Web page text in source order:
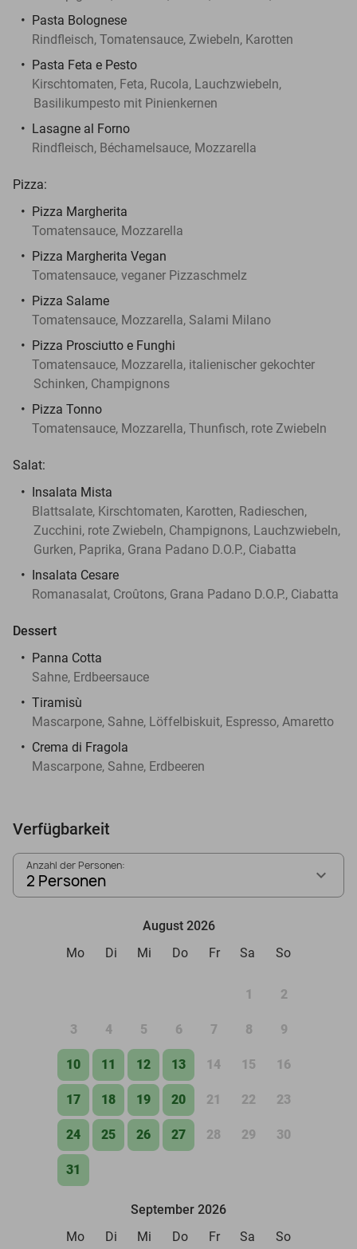
Pasta Bolognese
Rindfleisch, Tomatensauce, Zwiebeln, Karotten
Pasta Feta e Pesto
Kirschtomaten, Feta, Rucola, Lauchzwiebeln,
Basilikumpesto mit Pinienkernen
Lasagne al Forno
Rindfleisch, Béchamelsauce, Mozzarella
Pizza:
Pizza Margherita
Tomatensauce, Mozzarella
Pizza Margherita Vegan
Tomatensauce, veganer Pizzaschmelz
Pizza Salame
Tomatensauce, Mozzarella, Salami Milano
Pizza Prosciutto e Funghi
Tomatensauce, Mozzarella, italienischer gekochter
Schinken, Champignons
Pizza Tonno
Tomatensauce, Mozzarella, Thunfisch, rote Zwiebeln
Salat:
Insalata Mista
Blattsalate, Kirschtomaten, Karotten, Radieschen,
Zucchini, rote Zwiebeln, Champignons, Lauchzwiebeln,
Gurken, Paprika, Grana Padano D.O.P., Ciabatta
Insalata Cesare
Romanasalat, Croûtons, Grana Padano D.O.P., Ciabatta
Dessert
Panna Cotta
Sahne, Erdbeersauce
Tiramisù
Mascarpone, Sahne, Löffelbiskuit, Espresso, Amaretto
Crema di Fragola
Mascarpone, Sahne, Erdbeeren
Verfügbarkeit
Anzahl der Personen:
2 Personen
August 2026
Mo
Di Mi Do Fr Sa So
1 2
3 4 5 6 7 8 9
10 11 12 13 14 15 16
17 18 19 20 21 22 23
24 25 26 27 28 29 30
31
September 2026
Mo
Di Mi Do Fr Sa So